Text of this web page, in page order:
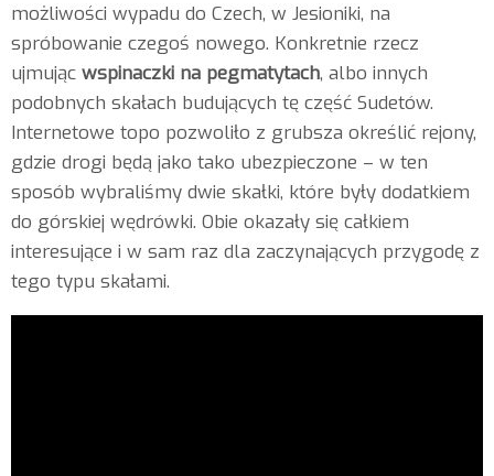
możliwości wypadu do Czech, w Jesioniki, na
spróbowanie czegoś nowego. Konkretnie rzecz
ujmując wspinaczki na pegmatytach, albo innych
podobnych skałach budujących tę część Sudetów.
Internetowe topo pozwoliło z grubsza określić rejony,
gdzie drogi będą jako tako ubezpieczone – w ten
sposób wybraliśmy dwie skałki, które były dodatkiem
do górskiej wędrówki. Obie okazały się całkiem
interesujące i w sam raz dla zaczynających przygodę z
tego typu skałami.